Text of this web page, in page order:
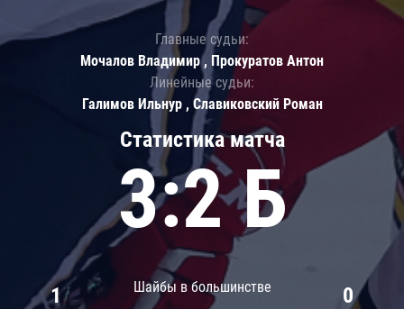
Статистика матча
3:2 Б
Шайбы в большинстве
1 0
Главные судьи:
Мочалов Владимир , Прокуратов Антон
Линейные судьи:
Галимов Ильнур , Славиковский Роман